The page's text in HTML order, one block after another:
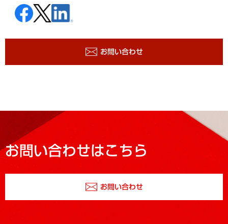
お問い合わせ
お問い合わせはこちら
お問い合わせ